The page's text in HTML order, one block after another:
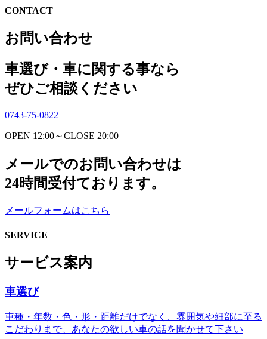
CONTACT
お問い合わせ
車選び・車に関する事なら
ぜひご相談ください
0743-75-0822
OPEN 12:00～CLOSE 20:00
メールでのお問い合わせは
24時間受付ております。
メールフォームはこちら
SERVICE
サービス案内
車選び
車種・年数・色・形・距離だけでなく、雰囲気や細部に至る
こだわりまで、あなたの欲しい車の話を聞かせて下さい